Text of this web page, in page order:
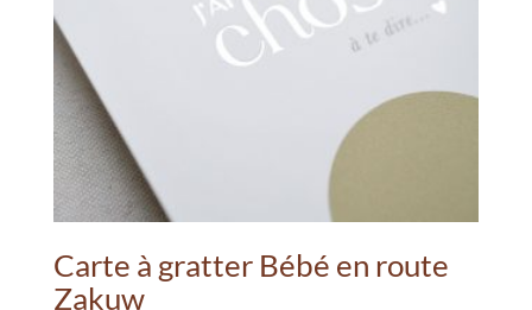
sur
la
Carte à gratter Bébé en route
Zakuw